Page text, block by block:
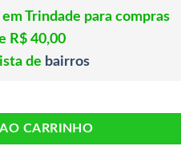
Trindade para compras
R$ 40,00
de bairros
CARRINHO